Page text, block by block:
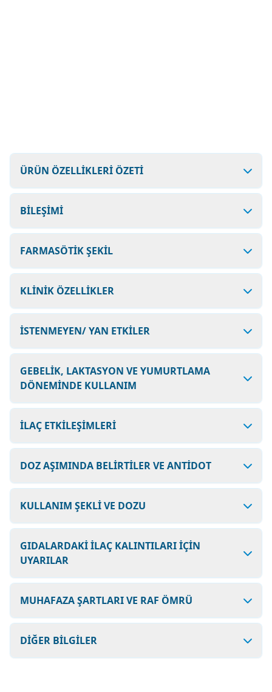
ÜRÜN ÖZELLİKLERİ ÖZETİ
BİLEŞİMİ
FARMASÖTİK ŞEKİL
KLİNİK ÖZELLİKLER
İSTENMEYEN/ YAN ETKİLER
GEBELİK, LAKTASYON VE YUMURTLAMA
DÖNEMİNDE KULLANIM
İLAÇ ETKİLEŞİMLERİ
DOZ AŞIMINDA BELİRTİLER VE ANTİDOT
KULLANIM ŞEKLİ VE DOZU
GIDALARDAKİ İLAÇ KALINTILARI İÇİN
UYARILAR
MUHAFAZA ŞARTLARI VE RAF ÖMRÜ
DİĞER BİLGİLER